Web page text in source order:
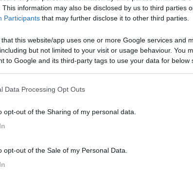
This information may also be disclosed by us to third parties
Participants that may further disclose it to other third parties.
that this website/app uses one or more Google services and
but not limited to your visit or usage behaviour. You
to Google and its third-party tags to use your data for below
Data Processing Opt Outs
opt-out of the Sharing of my personal data.
opt-out of the Sale of my Personal Data.
la possibilità di camping on board e solo GNV lo
Palermo. Poi al ritorno farò l'adriatica.